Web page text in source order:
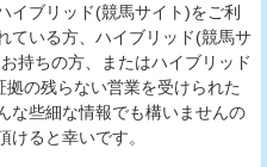
イブリッド(競馬サイト)をご利
ている方、ハイブリッド(競馬サ
持ちの方、またはハイブリッド
の残らない営業を受けられた
な些細な情報でも構いませんの
けると幸いです。